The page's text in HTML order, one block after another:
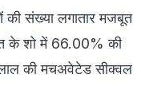
की संख्या लगातार मजबूत
के शो में 66.00% की
की मचअवेटेड सीक्वल